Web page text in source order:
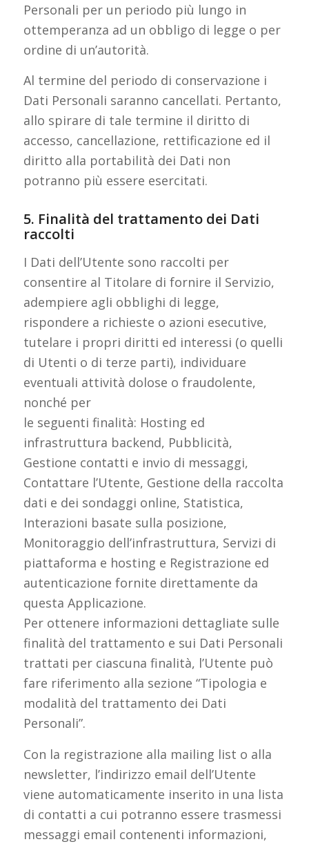
Personali per un periodo più lungo in
ottemperanza ad un obbligo di legge o per
ordine di un’autorità.
Al termine del periodo di conservazione i
Dati Personali saranno cancellati. Pertanto,
allo spirare di tale termine il diritto di
accesso, cancellazione, rettificazione ed il
diritto alla portabilità dei Dati non
potranno più essere esercitati.
5. Finalità del trattamento dei Dati
raccolti
I Dati dell’Utente sono raccolti per
consentire al Titolare di fornire il Servizio,
adempiere agli obblighi di legge,
rispondere a richieste o azioni esecutive,
tutelare i propri diritti ed interessi (o quelli
di Utenti o di terze parti), individuare
eventuali attività dolose o fraudolente,
nonché per
le seguenti finalità: Hosting ed
infrastruttura backend, Pubblicità,
Gestione contatti e invio di messaggi,
Contattare l’Utente, Gestione della raccolta
dati e dei sondaggi online, Statistica,
Interazioni basate sulla posizione,
Monitoraggio dell’infrastruttura, Servizi di
piattaforma e hosting e Registrazione ed
autenticazione fornite direttamente da
questa Applicazione.
Per ottenere informazioni dettagliate sulle
finalità del trattamento e sui Dati Personali
trattati per ciascuna finalità, l’Utente può
fare riferimento alla sezione “Tipologia e
modalità del trattamento dei Dati
Personali”.
Con la registrazione alla mailing list o alla
newsletter, l’indirizzo email dell’Utente
viene automaticamente inserito in una lista
di contatti a cui potranno essere trasmessi
messaggi email contenenti informazioni,